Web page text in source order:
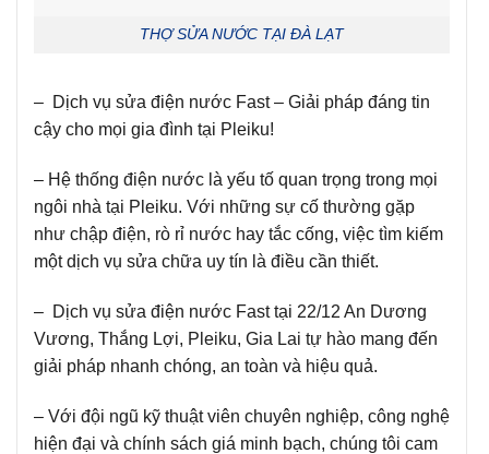
THỢ SỬA NƯỚC TẠI ĐÀ LẠT
– Dịch vụ sửa điện nước Fast – Giải pháp đáng tin
cậy cho mọi gia đình tại Pleiku!
– Hệ thống điện nước là yếu tố quan trọng trong mọi
ngôi nhà tại Pleiku. Với những sự cố thường gặp
như chập điện, rò rỉ nước hay tắc cống, việc tìm kiếm
một dịch vụ sửa chữa uy tín là điều cần thiết.
– Dịch vụ sửa điện nước Fast tại 22/12 An Dương
Vương, Thắng Lợi, Pleiku, Gia Lai tự hào mang đến
giải pháp nhanh chóng, an toàn và hiệu quả.
– Với đội ngũ kỹ thuật viên chuyên nghiệp, công nghệ
hiện đại và chính sách giá minh bạch, chúng tôi cam